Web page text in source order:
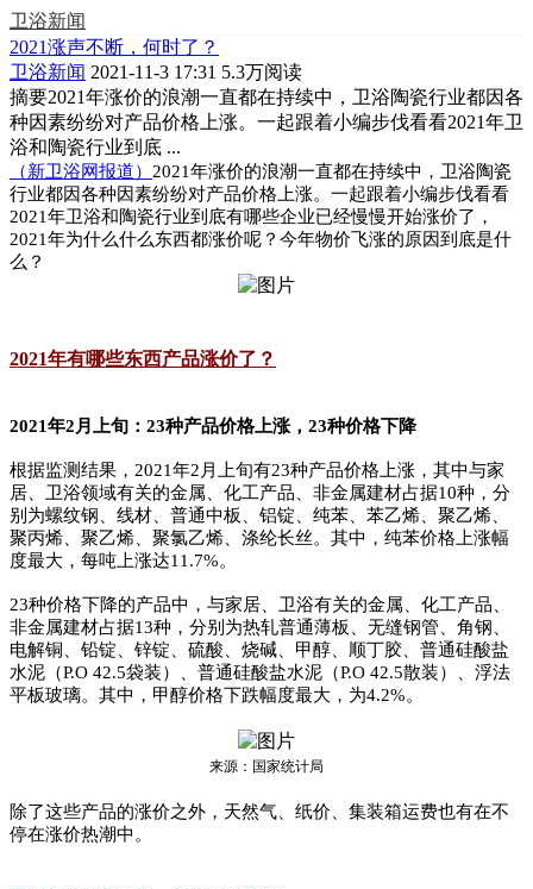
卫浴新闻
2021涨声不断，何时了？
卫浴新闻 2021-11-3 17:31 5.3万阅读
摘要2021年涨价的浪潮一直都在持续中，卫浴陶瓷行业都因各
种因素纷纷对产品价格上涨。一起跟着小编步伐看看2021年卫
浴和陶瓷行业到底 ...
（新卫浴网报道） 2021年涨价的浪潮一直都在持续中，卫浴陶瓷
行业都因各种因素纷纷对产品价格上涨。一起跟着小编步伐看看
2021年卫浴和陶瓷行业到底有哪些企业已经慢慢开始涨价了，
2021年为什么什么东西都涨价呢？今年物价飞涨的原因到底是什
么？
2021年有哪些东西产品涨价了？
2021年2月上旬：23种产品价格上涨，23种价格下降
根据监测结果，2021年2月上旬有23种产品价格上涨，其中与家
居、卫浴领域有关的金属、化工产品、非金属建材占据10种，分
别为螺纹钢、线材、普通中板、铝锭、纯苯、苯乙烯、聚乙烯、
聚丙烯、聚乙烯、聚氯乙烯、涤纶长丝。其中，纯苯价格上涨幅
度最大，每吨上涨达11.7%。
23种价格下降的产品中，与家居、卫浴有关的金属、化工产品、
非金属建材占据13种，分别为热轧普通薄板、无缝钢管、角钢、
电解铜、铅锭、锌锭、硫酸、烧碱、甲醇、顺丁胶、普通硅酸盐
水泥（P.O 42.5袋装）、普通硅酸盐水泥（P.O 42.5散装）、浮法
平板玻璃。其中，甲醇价格下跌幅度最大，为4.2%。
来源：国家统计局
除了这些产品的涨价之外，天然气、纸价、集装箱运费也有在不
停在涨价热潮中。